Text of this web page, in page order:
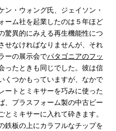
ン・ウォング氏、ジェイソン・
ーム社を起業したのは５年ほど
驚異的にみえる再生機能性につ
せなければなりませんが、それ
ーの展示会でパタゴニアのフッ
ったときも同じでした。彼は信
くつかもっていますが、なかで
ートとミキサーを巧みに使った
、プラスフォーム製の中古ビー
ミキサーに入れて砕きます。
鉄板の上にカラフルなチップを